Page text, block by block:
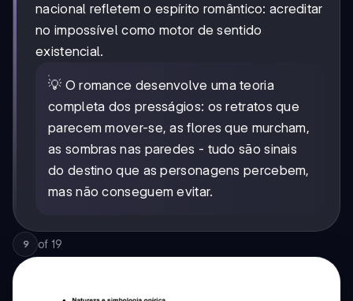
nacional refletem o espírito romântico: acreditar
no impossível como motor de sentido
existencial.
💡 O romance desenvolve uma teoria
completa dos presságios: os retratos que
parecem mover-se, as flores que murcham,
as sombras nas paredes - tudo são sinais
do destino que as personagens percebem,
mas não conseguem evitar.
9 of 19